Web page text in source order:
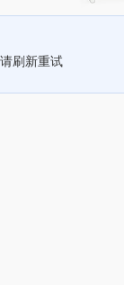
刷新重试